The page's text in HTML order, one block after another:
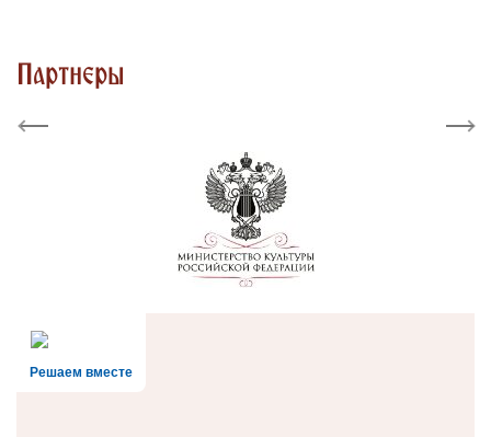
Партнеры
Previous Next
Решаем вместе